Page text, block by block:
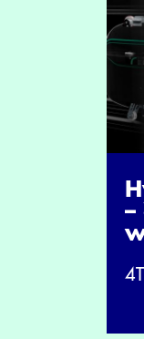
–